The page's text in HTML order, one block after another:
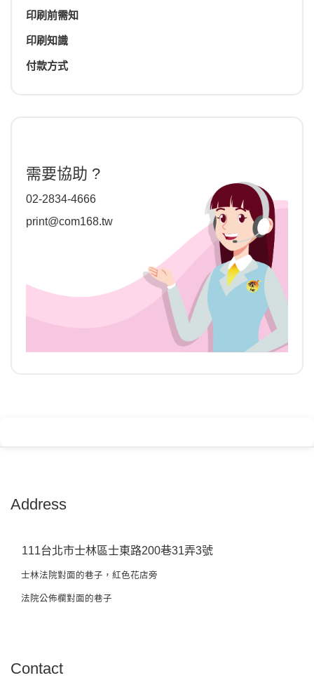
印刷前需知
印刷知識
付款方式
需要協助 ?
02-2834-4666
print@com168.tw
Address
111台北市士林區士東路200巷31弄3號
士林法院對面的巷子，紅色花店旁
法院公佈欄對面的巷子
Contact